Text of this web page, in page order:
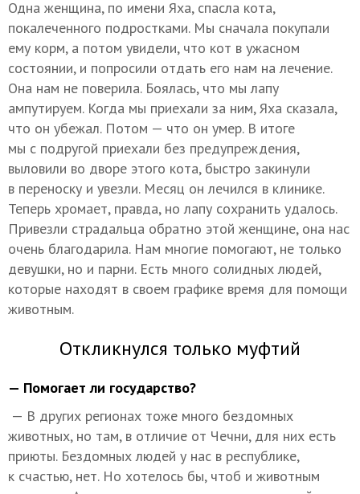
Одна женщина, по имени Яха, спасла кота,
покалеченного подростками. Мы сначала покупали
ему корм, а потом увидели, что кот в ужасном
состоянии, и попросили отдать его нам на лечение.
Она нам не поверила. Боялась, что мы лапу
ампутируем. Когда мы приехали за ним, Яха сказала,
что он убежал. Потом — что он умер. В итоге
мы с подругой приехали без предупреждения,
выловили во дворе этого кота, быстро закинули
в переноску и увезли. Месяц он лечился в клинике.
Теперь хромает, правда, но лапу сохранить удалось.
Привезли страдальца обратно этой женщине, она нас
очень благодарила. Нам многие помогают, не только
девушки, но и парни. Есть много солидных людей,
которые находят в своем графике время для помощи
животным.
Откликнулся только муфтий
— Помогает ли государство?
— В других регионах тоже много бездомных
животных, но там, в отличие от Чечни, для них есть
приюты. Бездомных людей у нас в республике,
к счастью, нет. Но хотелось бы, чтоб и животным